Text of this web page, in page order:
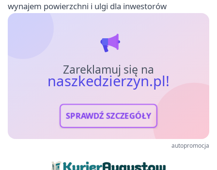
wynajem powierzchni i ulgi dla inwestorów
Zareklamuj się na
naszkedzierzyn.pl!
SPRAWDŹ SZCZEGÓŁY
autopromocja